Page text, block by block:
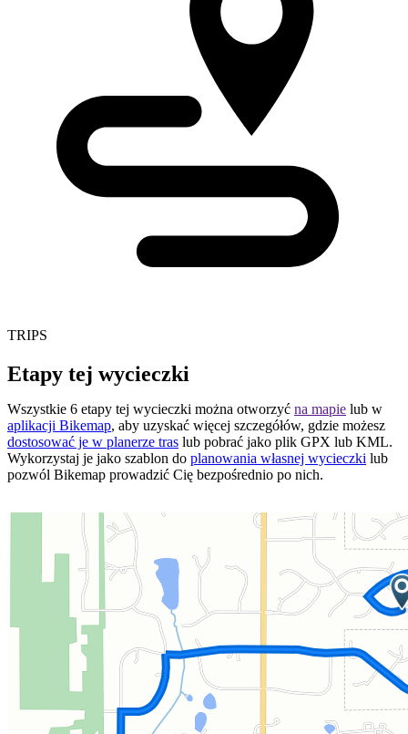
TRIPS
Etapy tej wycieczki
Wszystkie 6 etapy tej wycieczki można otworzyć na mapie lub w
aplikacji Bikemap, aby uzyskać więcej szczegółów, gdzie możesz
dostosować je w planerze tras lub pobrać jako plik GPX lub KML.
Wykorzystaj je jako szablon do planowania własnej wycieczki lub
pozwól Bikemap prowadzić Cię bezpośrednio po nich.